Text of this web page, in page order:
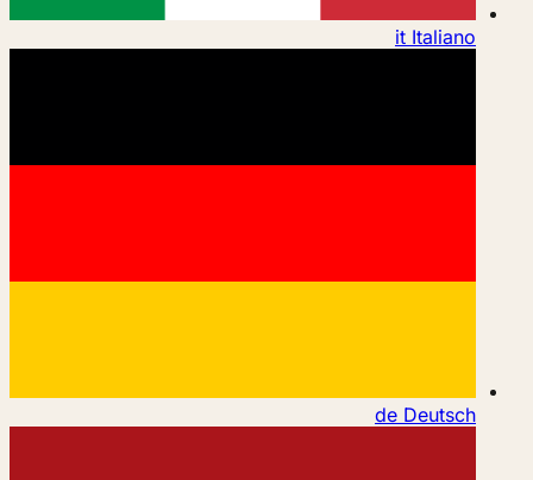
it Italiano
de Deutsch